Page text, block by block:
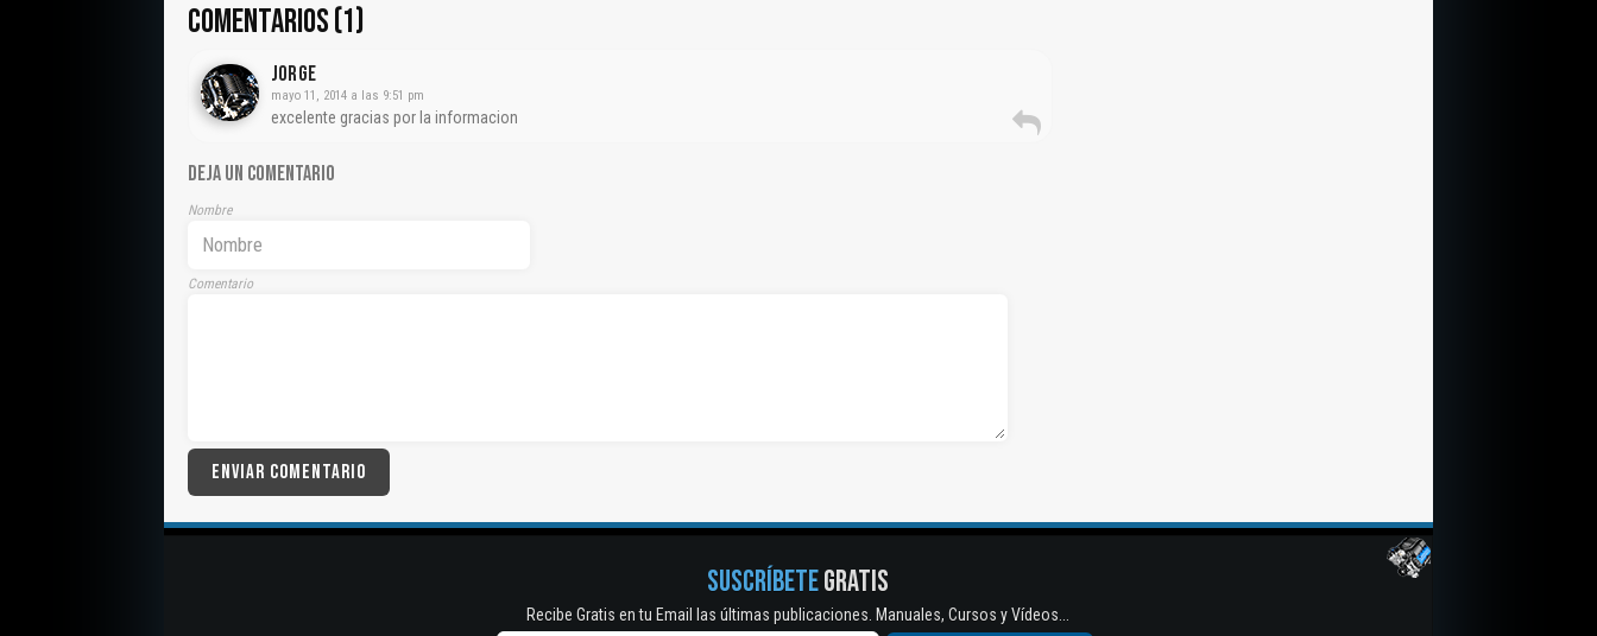
COMENTARIOS (1)
Jorge
mayo 11, 2014 a las 9:51 pm
excelente gracias por la informacion
DEJA UN COMENTARIO
Nombre
Comentario
SUSCRÍBETEGRATIS
Recibe Gratis en tu Email las últimas publicaciones. Manuales, Cursos y Vídeos...